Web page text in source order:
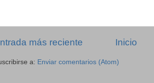
más reciente Inicio
a: Enviar comentarios (Atom)